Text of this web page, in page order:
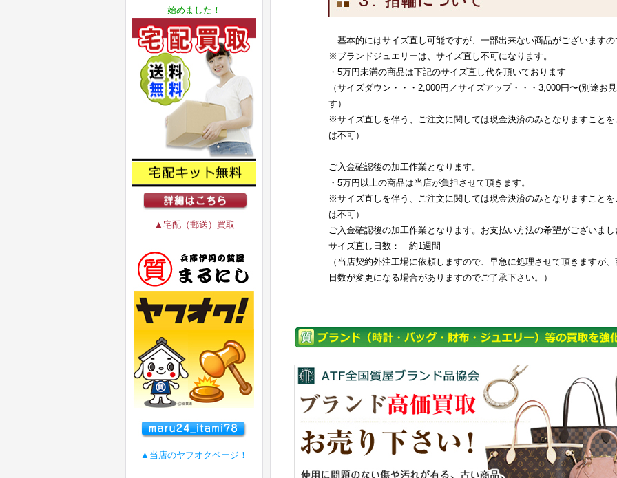
始めました！
▲宅配（郵送）買取
▲当店のヤフオクページ！
基本的にはサイズ直し可能ですが、一部出来ない商品がございます
※ブランドジュエリーは、サイズ直し不可になります。
・5万円未満の商品は下記のサイズ直し代を頂いております
（サイズダウン・・・2,000円／サイズアップ・・・3,000円〜(別途お
す）
※サイズ直しを伴う、ご注文に関しては現金決済のみとなりますこと
は不可）
ご入金確認後の加工作業となります。
・5万円以上の商品は当店が負担させて頂きます。
※サイズ直しを伴う、ご注文に関しては現金決済のみとなりますこと
は不可）
ご入金確認後の加工作業となります。お支払い方法の希望がございま
サイズ直し日数： 約1週間
（当店契約外注工場に依頼しますので、早急に処理させて頂きますが
日数が変更になる場合がありますのでご了承下さい。）